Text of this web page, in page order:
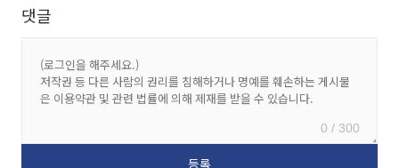
댓글
0 / 300